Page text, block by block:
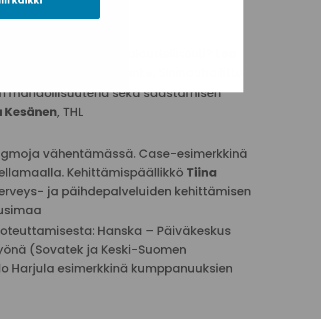
mitä se merkitsee taloudellisesti?
mahdollisuutena sekä säästämisen
Kesänen, THL
vähentämässä. Case-esimerkkinä
Kehittämispäällikkö Tiina
ja päihdepalveluiden kehittämisen
Hanska – Päiväkeskus
(Sovatek ja Keski-Suomen
Harjula esimerkkinä kumppanuuksien